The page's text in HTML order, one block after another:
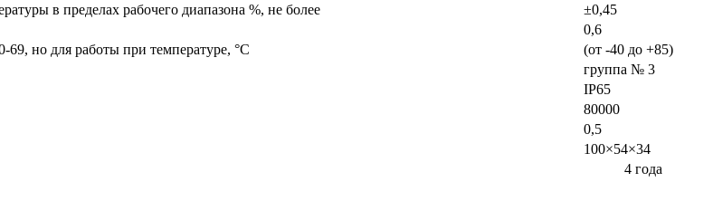
в пределах рабочего диапазона %, не более
±0,45
0,6
но для работы при температуре, °С
(от -40 до +85)
группа № 3
IP65
80000
0,5
100×54×34
4 года